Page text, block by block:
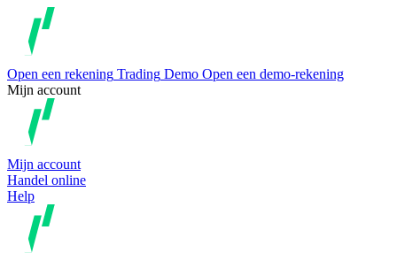
Open een rekening Trading Demo Open een demo-rekening
Mijn account
Mijn account
Handel online
Help